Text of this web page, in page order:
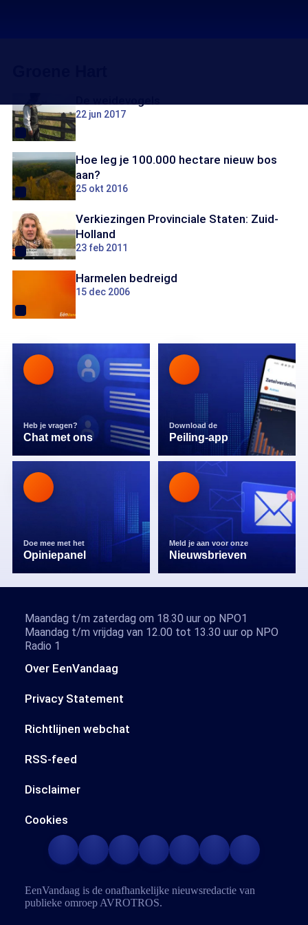
22 jun 2017
Hoe leg je 100.000 hectare nieuw bos
aan?
25 okt 2016
Verkiezingen Provinciale Staten: Zuid-
Holland
23 feb 2011
Harmelen bedreigd
15 dec 2006
Heb je vragen?
Chat met ons
Download de
Peiling-app
Doe mee met het
Opiniepanel
Meld je aan voor onze
Nieuwsbrieven
Over EenVandaag
Privacy Statement
Richtlijnen webchat
RSS-feed
Disclaimer
Cookies
Maandag t/m zaterdag om 18.30 uur op NPO1
Maandag t/m vrijdag van 12.00 tot 13.30 uur op NPO
Radio 1
EenVandaag is de onafhankelijke nieuwsredactie van
publieke omroep AVROTROS.